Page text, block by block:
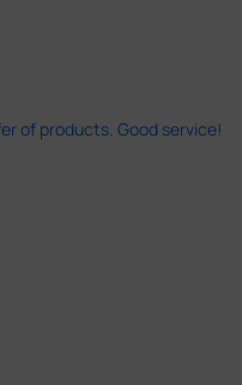
of products. Good service!